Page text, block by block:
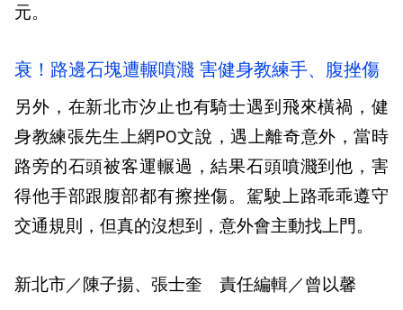
元。
衰！路邊石塊遭輾噴濺 害健身教練手、腹挫傷
另外，在新北市汐止也有騎士遇到飛來橫禍，健
身教練張先生上網PO文說，遇上離奇意外，當時
路旁的石頭被客運輾過，結果石頭噴濺到他，害
得他手部跟腹部都有擦挫傷。駕駛上路乖乖遵守
交通規則，但真的沒想到，意外會主動找上門。
新北市／陳子揚、張士奎 責任編輯／曾以馨